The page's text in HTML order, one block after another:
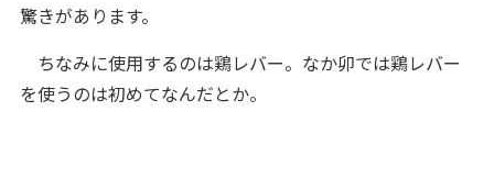
驚きがあります。
ちなみに使用するのは鶏レバー。なか卯では鶏レバー
を使うのは初めてなんだとか。